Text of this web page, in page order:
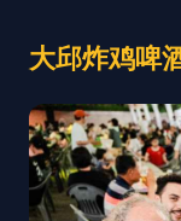
大邱炸鸡啤